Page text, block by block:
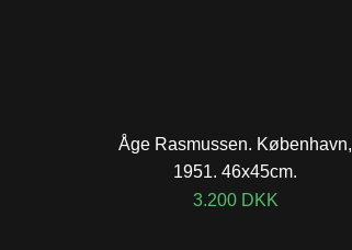
Åge Rasmussen. København,
1951. 46x45cm.
3.200 DKK